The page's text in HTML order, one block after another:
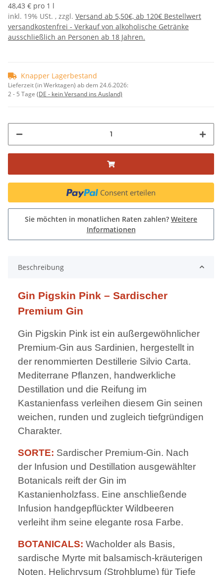
48,43 € pro 1 l
inkl. 19% USt. , zzgl. Versand ab 5,50€, ab 120€ Bestellwert
versandkostenfrei - Verkauf von alkoholische Getränke
ausschließlich an Personen ab 18 Jahren.
Knapper Lagerbestand
Lieferzeit (in Werktagen) ab dem 24.6.2026:
2 - 5 Tage (DE - kein Versand ins Ausland)
Consent erteilen
Sie möchten in monatlichen Raten zahlen? Weitere
Informationen
Beschreibung
Gin Pigskin Pink – Sardischer
Premium Gin
Gin Pigskin Pink ist ein außergewöhnlicher
Premium-Gin aus Sardinien, hergestellt in
der renommierten Destillerie Silvio Carta.
Mediterrane Pflanzen, handwerkliche
Destillation und die Reifung im
Kastanienfass verleihen diesem Gin seinen
weichen, runden und zugleich tiefgründigen
Charakter.
SORTE: Sardischer Premium-Gin. Nach
der Infusion und Destillation ausgewählter
Botanicals reift der Gin im
Kastanienholzfass. Eine anschließende
Infusion handgepflückter Wildbeeren
verleiht ihm seine elegante rosa Farbe.
BOTANICALS: Wacholder als Basis,
sardische Myrte mit balsamisch-kräuterigen
Noten, Helichrysum (Strohblume) für Tiefe